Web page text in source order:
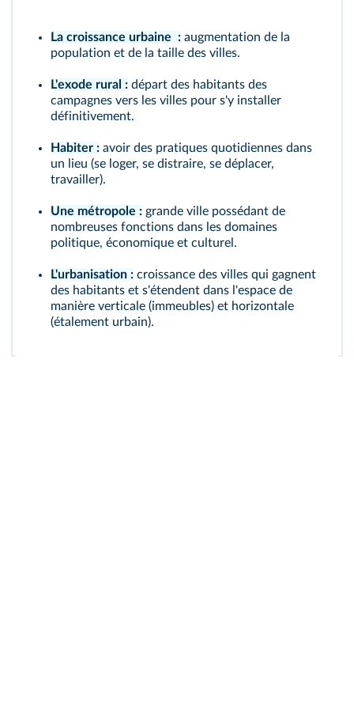
La croissance urbaine : augmentation de la
population et de la taille des villes.
L'exode rural : départ des habitants des
campagnes vers les villes pour s'y installer
définitivement.
Habiter : avoir des pratiques quotidiennes dans
un lieu (se loger, se distraire, se déplacer,
travailler).
Une métropole : grande ville possédant de
nombreuses fonctions dans les domaines
politique, économique et culturel.
L'urbanisation : croissance des villes qui gagnent
des habitants et s'étendent dans l'espace de
manière verticale (immeubles) et horizontale
(étalement urbain).